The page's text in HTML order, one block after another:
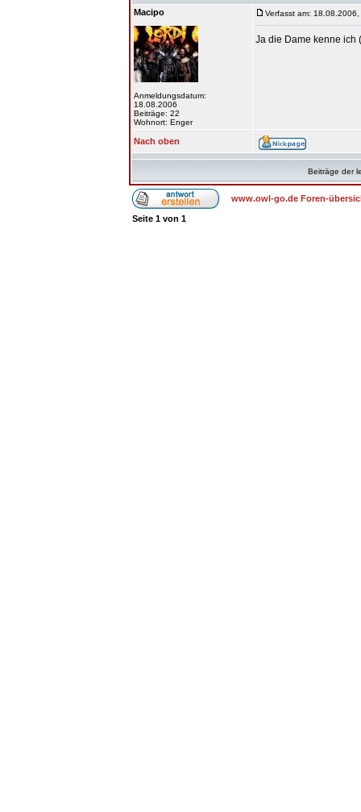
Macipo
Anmeldungsdatum:
18.08.2006
Beiträge: 22
Wohnort: Enger
Verfasst am:
Ja die Dame kenne ich
Nach oben
Beiträge der
www.owl-go.de Foren-
Seite 1 von 1